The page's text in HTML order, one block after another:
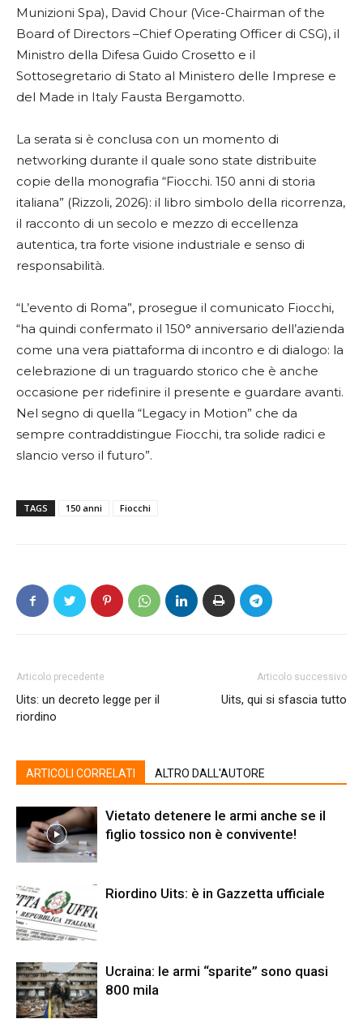
Munizioni Spa), David Chour (Vice-Chairman of the
Board of Directors –Chief Operating Officer di CSG), il
Ministro della Difesa Guido Crosetto e il
Sottosegretario di Stato al Ministero delle Imprese e
del Made in Italy Fausta Bergamotto.
La serata si è conclusa con un momento di
networking durante il quale sono state distribuite
copie della monografia “Fiocchi. 150 anni di storia
italiana” (Rizzoli, 2026): il libro simbolo della ricorrenza,
il racconto di un secolo e mezzo di eccellenza
autentica, tra forte visione industriale e senso di
responsabilità.
“L’evento di Roma”, prosegue il comunicato Fiocchi,
“ha quindi confermato il 150° anniversario dell’azienda
come una vera piattaforma di incontro e di dialogo: la
celebrazione di un traguardo storico che è anche
occasione per ridefinire il presente e guardare avanti.
Nel segno di quella “Legacy in Motion” che da
sempre contraddistingue Fiocchi, tra solide radici e
slancio verso il futuro”.
TAGS 150 anni Fiocchi
Articolo precedente
Uits: un decreto legge per il
riordino
Articolo successivo
Uits, qui si sfascia tutto
ARTICOLI CORRELATI ALTRO DALL'AUTORE
Vietato detenere le armi anche se il
figlio tossico non è convivente!
Riordino Uits: è in Gazzetta ufficiale
Ucraina: le armi “sparite” sono quasi
800 mila